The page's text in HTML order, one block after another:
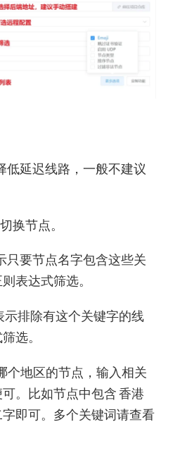
低延迟线路，一般不建议
换节点。
只要节点名字包含这些关
表达式筛选。
示排除有这个关键字的线
选。
个地区的节点，输入相关
。比如节点中包含 香港
字即可。多个关键词请查看